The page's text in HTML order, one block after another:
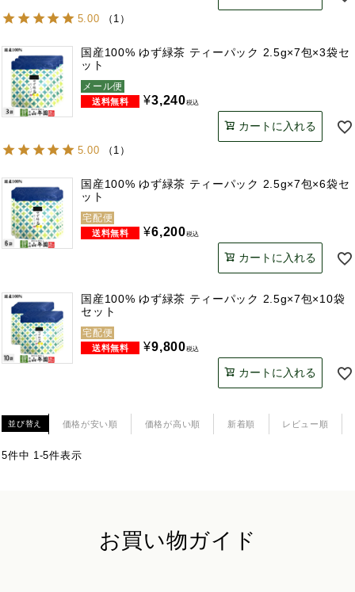
5.00 （ 1 ）
国産100% ゆず緑茶 ティーパック 2.5g×7包×3袋セ
ット
メール便
¥3,240税込
カートに入れる
5.00 （ 1 ）
国産100% ゆず緑茶 ティーパック 2.5g×7包×6袋セ
ット
宅配便
¥6,200税込
カートに入れる
国産100% ゆず緑茶 ティーパック 2.5g×7包×10袋
セット
宅配便
¥9,800税込
カートに入れる
並び替え 価格が安い順 価格が高い順 新着順 レビュー順
5件中 1 -5件表示
お買い物ガイド